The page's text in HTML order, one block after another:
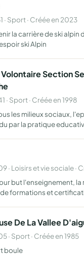
· Sport · Créée en 2023
la carrière de ski alpin
ski Alpin
Section
· Sport · Créée en 1998
les milieux sociaux,
par la pratique
· Loisirs et vie sociale ·
but l'enseignement, la
formations et
De La Vallee
· Sport · Créée en 1985
boule